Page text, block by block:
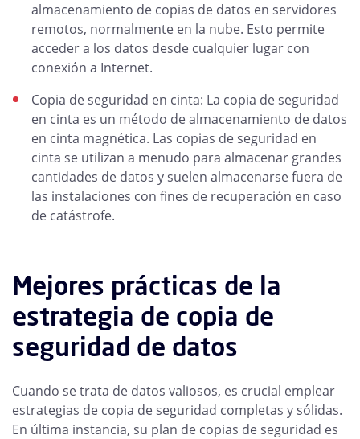
almacenamiento de copias de datos en servidores
remotos, normalmente en la nube. Esto permite
acceder a los datos desde cualquier lugar con
conexión a Internet.
Copia de seguridad en cinta: La copia de seguridad
en cinta es un método de almacenamiento de datos
en cinta magnética. Las copias de seguridad en
cinta se utilizan a menudo para almacenar grandes
cantidades de datos y suelen almacenarse fuera de
las instalaciones con fines de recuperación en caso
de catástrofe.
Mejores prácticas de la
estrategia de copia de
seguridad de datos
Cuando se trata de datos valiosos, es crucial emplear
estrategias de copia de seguridad completas y sólidas.
En última instancia, su plan de copias de seguridad es